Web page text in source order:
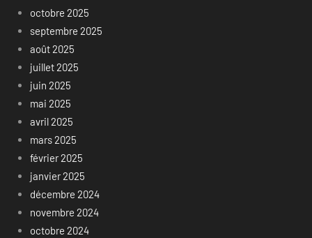
octobre 2025
septembre 2025
août 2025
juillet 2025
juin 2025
mai 2025
avril 2025
mars 2025
février 2025
janvier 2025
décembre 2024
novembre 2024
octobre 2024